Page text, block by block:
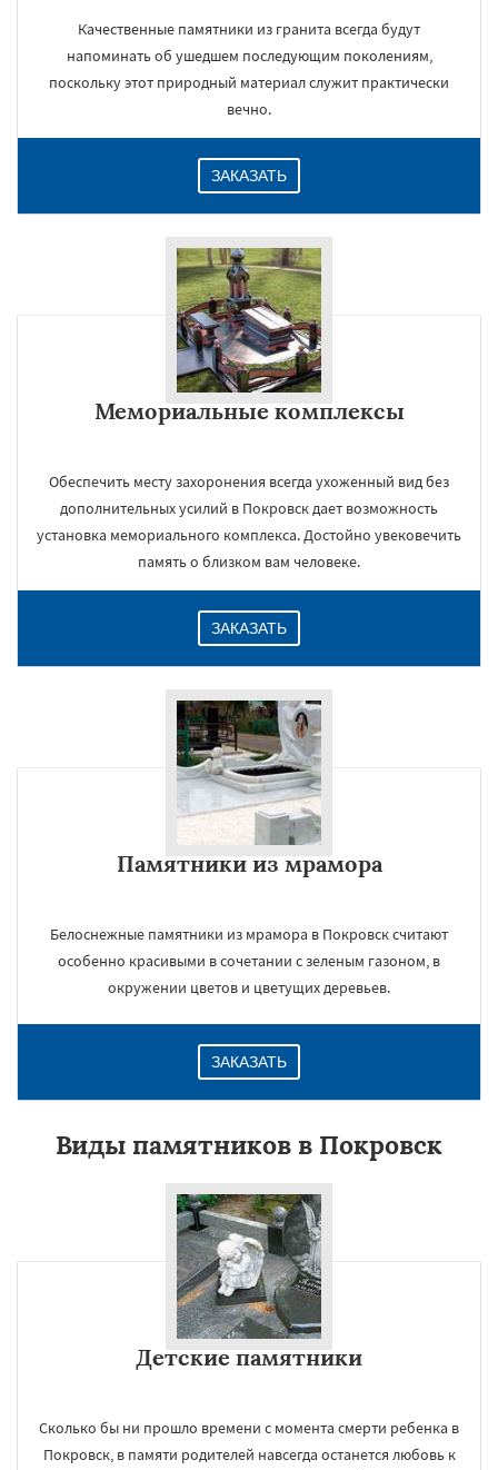
Качественные памятники из гранита всегда будут
напоминать об ушедшем последующим поколениям,
поскольку этот природный материал служит практически
вечно.
ЗАКАЗАТЬ
Мемориальные комплексы
Обеспечить месту захоронения всегда ухоженный вид без
дополнительных усилий в Покровск дает возможность
установка мемориального комплекса. Достойно увековечить
память о близком вам человеке.
ЗАКАЗАТЬ
Памятники из мрамора
Белоснежные памятники из мрамора в Покровск считают
особенно красивыми в сочетании с зеленым газоном, в
окружении цветов и цветущих деревьев.
ЗАКАЗАТЬ
Виды памятников в Покровск
Детские памятники
Сколько бы ни прошло времени с момента смерти ребенка в
Покровск, в памяти родителей навсегда останется любовь к